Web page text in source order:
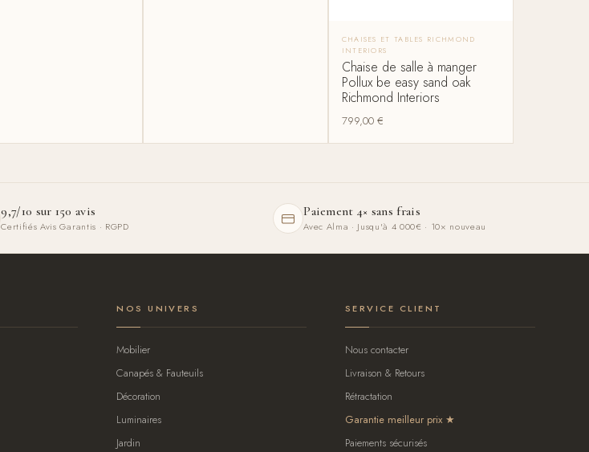
CHAISES ET TABLES RICHMOND
INTERIORS
Chaise de salle à manger
Pollux be easy sand oak
Richmond Interiors
799,00 €
9,7/10 sur 150 avis
Certifiés Avis Garantis · RGPD
Paiement 4× sans frais
Avec Alma · Jusqu'à 4 000€ · 10× nouveau
NOS UNIVERS
Mobilier
Canapés & Fauteuils
Décoration
Luminaires
Jardin
SERVICE CLIENT
Nous contacter
Livraison & Retours
Rétractation
Garantie meilleur prix
Paiements sécurisés